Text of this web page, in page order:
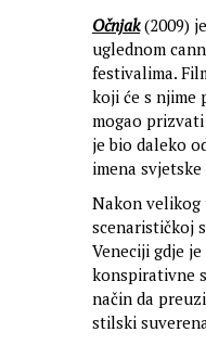
Očnjak(2009)
uglednom
festivalima.
koji će s njime
mogao
je bio daleko
imena
Nakon velikog
scenarističkoj
Veneciji gdje
konspirativne
način da
stilski